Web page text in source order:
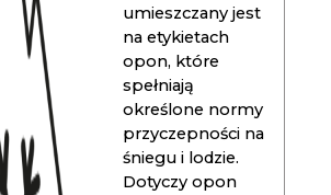
umieszczany jest
na etykietach
opon, które
spełniają
określone normy
przyczepności na
śniegu i lodzie.
Dotyczy opon